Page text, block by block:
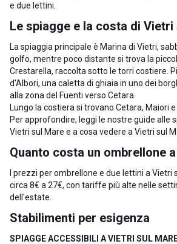
e due lettini.
Le spiagge e la costa di Vietri
La spiaggia principale è Marina di Vietri,
golfo, mentre poco distante si trova la
Crestarella, raccolta sotto le torri costiere.
d'Albori, una caletta di ghiaia in uno dei
alla zona del Fuenti verso Cetara.
Lungo la costiera si trovano Cetara, Maiori e
Per approfondire, leggi le nostre guide alle
Vietri sul Mare e a cosa vedere a Vietri sul
Quanto costa un ombrellone
I prezzi per ombrellone e due lettini a Vietri
circa 8€ a 27€, con tariffe più alte nelle
dell'estate.
Stabilimenti per esigenza
SPIAGGE ACCESSIBILI A VIETRI SUL